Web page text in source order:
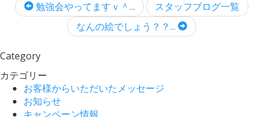
勉強会やってますｖ＾...
スタッフブログ一覧
なんの絵でしょう？？...
Category
カテゴリー
お客様からいただいたメッセージ
お知らせ
キャンペーン情報